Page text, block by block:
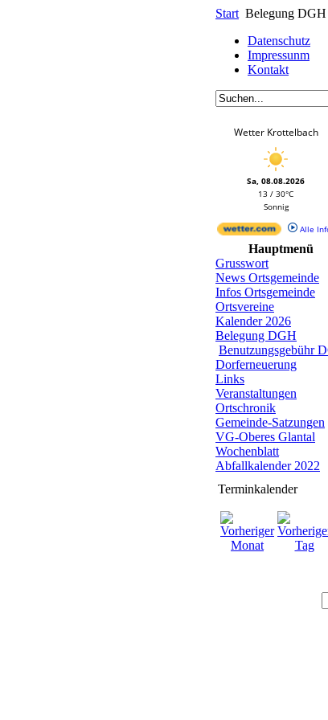
Start Belegung DGH
Datenschutz
Impressunm
Kontakt
Wetter Krottelbach
Sa, 08.08.2026
13 / 30°C
Sonnig
Alle
Hauptmenü
Grusswort
News Ortsgemeinde
Infos Ortsgemeinde
Ortsvereine
Kalender 2026
Belegung DGH
Benutzungsgebühr
Dorferneuerung
Links
Veranstaltungen
Ortschronik
Gemeinde-Satzungen
VG-Oberes Glantal
Wochenblatt
Abfallkalender 2022
Terminkalender